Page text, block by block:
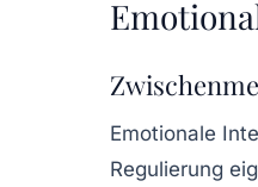
Emotionale
Regulierung